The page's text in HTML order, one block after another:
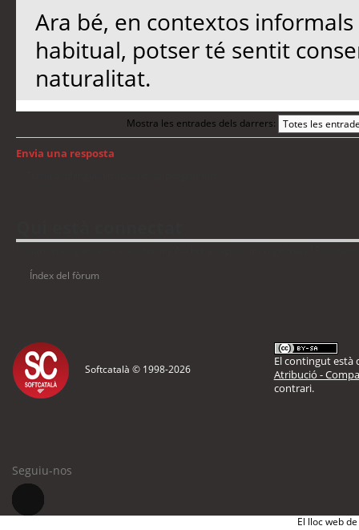
Ara bé, en contextos
habitual, potser té sentit
naturalitat.
Mostra les entrades dels darrers:
Envia una resposta
Índex del fòrum
Softcatalà © 1998-2026
El contingut està
Atribució -
contrari.
Seguiu-nos
El lloc web